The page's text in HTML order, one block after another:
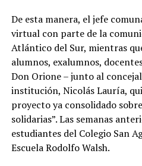
De esta manera, el jefe
virtual con parte de la
Atlántico del Sur, mientras
alumnos, exalumnos,
Don Orione – junto al
institución, Nicolás Lauría,
proyecto ya consolidado
solidarias”. Las semanas
estudiantes del Colegio San
Escuela Rodolfo Walsh.